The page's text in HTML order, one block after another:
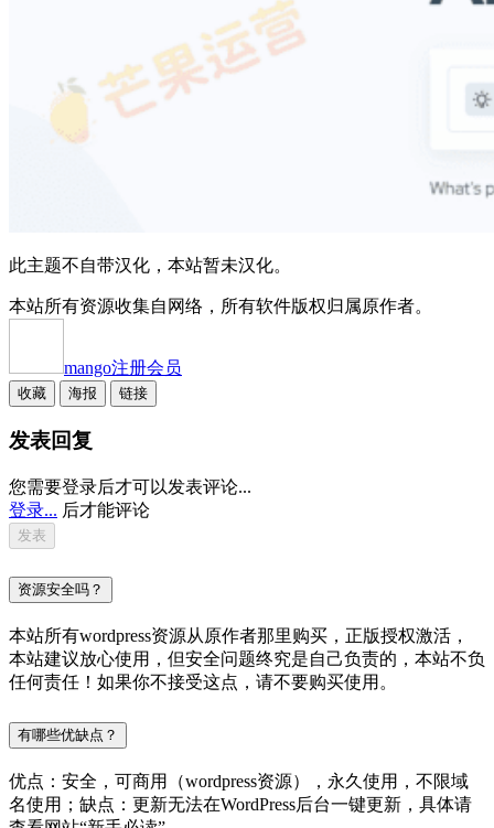
此主题不自带汉化，本站暂未汉化。
本站所有资源收集自网络，所有软件版权归属原作者。
mango注册会员
收藏 海报 链接
发表回复
您需要登录后才可以发表评论...
登录... 后才能评论
资源安全吗？
本站所有wordpress资源从原作者那里购买，正版授权激活，
本站建议放心使用，但安全问题终究是自己负责的，本站不负
任何责任！如果你不接受这点，请不要购买使用。
有哪些优缺点？
优点：安全，可商用（wordpress资源），永久使用，不限域
名使用；缺点：更新无法在WordPress后台一键更新，具体请